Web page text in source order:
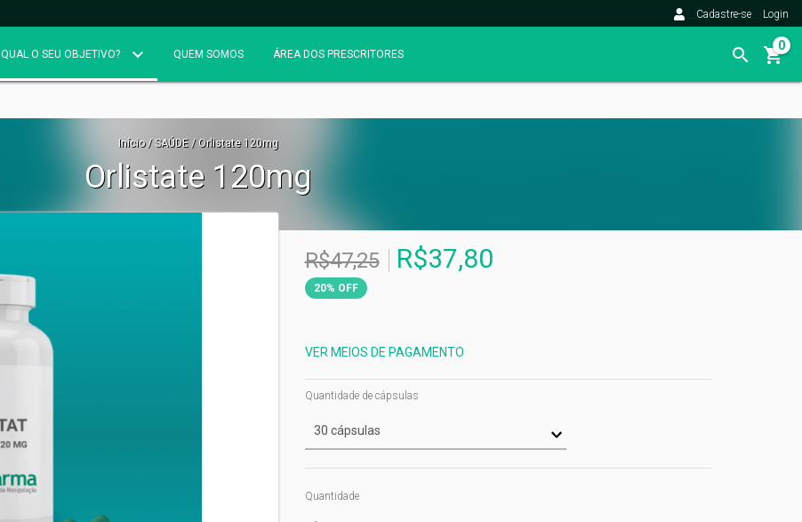
Cadastre-se Login
QUAL O SEU OBJETIVO? QUEM SOMOS ÁREA DOS PRESCRITORES
0
Início / SAÚDE / Orlistate 120mg
Orlistate 120mg
R$47,25 R$37,80
20% OFF
VER MEIOS DE PAGAMENTO
Quantidade de cápsulas
Quantidade